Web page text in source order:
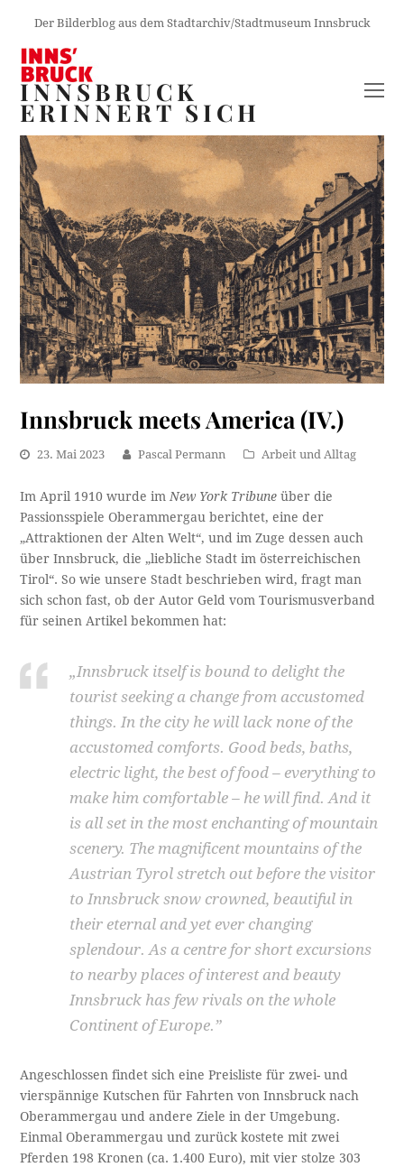
Der Bilderblog aus dem Stadtarchiv/Stadtmuseum Innsbruck
INNSBRUCK
ERINNERT SICH
Innsbruck meets America (IV.)
23. Mai 2023 Pascal Permann Arbeit und Alltag
Im April 1910 wurde im New York Tribune über die
Passionsspiele Oberammergau berichtet, eine der
„Attraktionen der Alten Welt“, und im Zuge dessen auch
über Innsbruck, die „liebliche Stadt im österreichischen
Tirol“. So wie unsere Stadt beschrieben wird, fragt man
sich schon fast, ob der Autor Geld vom Tourismusverband
für seinen Artikel bekommen hat:
„Innsbruck itself is bound to delight the
tourist seeking a change from accustomed
things. In the city he will lack none of the
accustomed comforts. Good beds, baths,
electric light, the best of food – everything to
make him comfortable – he will find. And it
is all set in the most enchanting of mountain
scenery. The magnificent mountains of the
Austrian Tyrol stretch out before the visitor
to Innsbruck snow crowned, beautiful in
their eternal and yet ever changing
splendour. As a centre for short excursions
to nearby places of interest and beauty
Innsbruck has few rivals on the whole
Continent of Europe.”
Angeschlossen findet sich eine Preisliste für zwei- und
vierspännige Kutschen für Fahrten von Innsbruck nach
Oberammergau und andere Ziele in der Umgebung.
Einmal Oberammergau und zurück kostete mit zwei
Pferden 198 Kronen (ca. 1.400 Euro), mit vier stolze 303